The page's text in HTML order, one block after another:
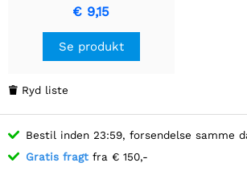
€ 9,15
Se produkt
 Ryd liste
Bestil inden 23:59, forsendelse samme
Gratis fragt fra € 150,-